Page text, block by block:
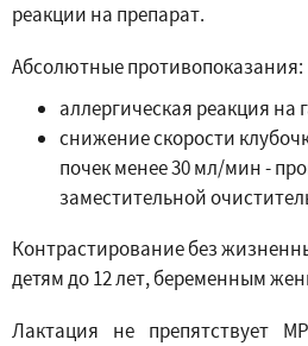
реакции на препарат.
Абсолютные противопоказания:
аллергическая реакция на
снижение скорости
почек менее 30 мл/мин -
заместительной
Контрастирование без
детям до 12 лет, беременным
Лактация не препятствует